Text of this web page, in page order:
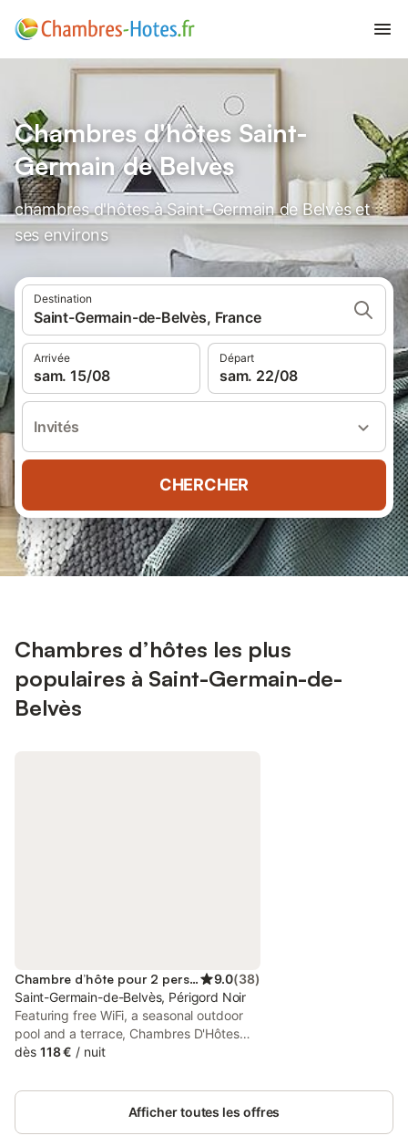
Chambres d'hôtes Saint-
Germain de Belvès
chambres d'hôtes à Saint-Germain de Belvès et
ses environs
Destination
Saint-Germain-de-Belvès, France
Arrivée
sam. 15/08
Départ
sam. 22/08
Invités
CHERCHER
Chambres d’hôtes les plus
populaires à Saint-Germain-de-
Belvès
Chambre d’hôte pour 2 personnes 9.0(38)
Saint-Germain-de-Belvès, Périgord Noir
Featuring free WiFi, a seasonal outdoor
pool and a terrace, Chambres D'Hôtes
Les Boudines offers pet-friendly
Belvès, 17 km from Sarlat-la-Canéda.
Free private parking is available on site.
dès 118 € / nuit
Afficher toutes les offres